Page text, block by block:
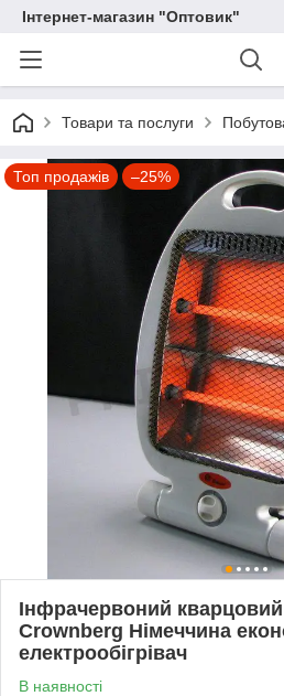
Інтернет-магазин "Оптовик"
Товари та послуги
Топ продажів –25%
Інфрачервоний кварцовий
Crownberg Німеччина
електрообігрівач
В наявності